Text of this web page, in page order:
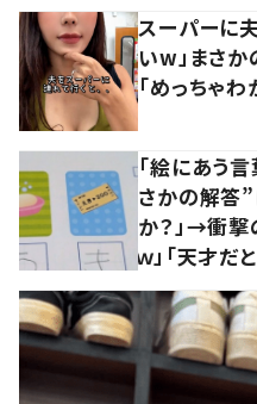
スーパーに
いw」まさか
「めっちゃ
「絵にあう
さかの解答”
か？」→衝撃
ｗ」「天才だ